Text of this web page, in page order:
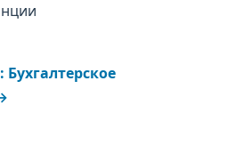
Бухгалтерское